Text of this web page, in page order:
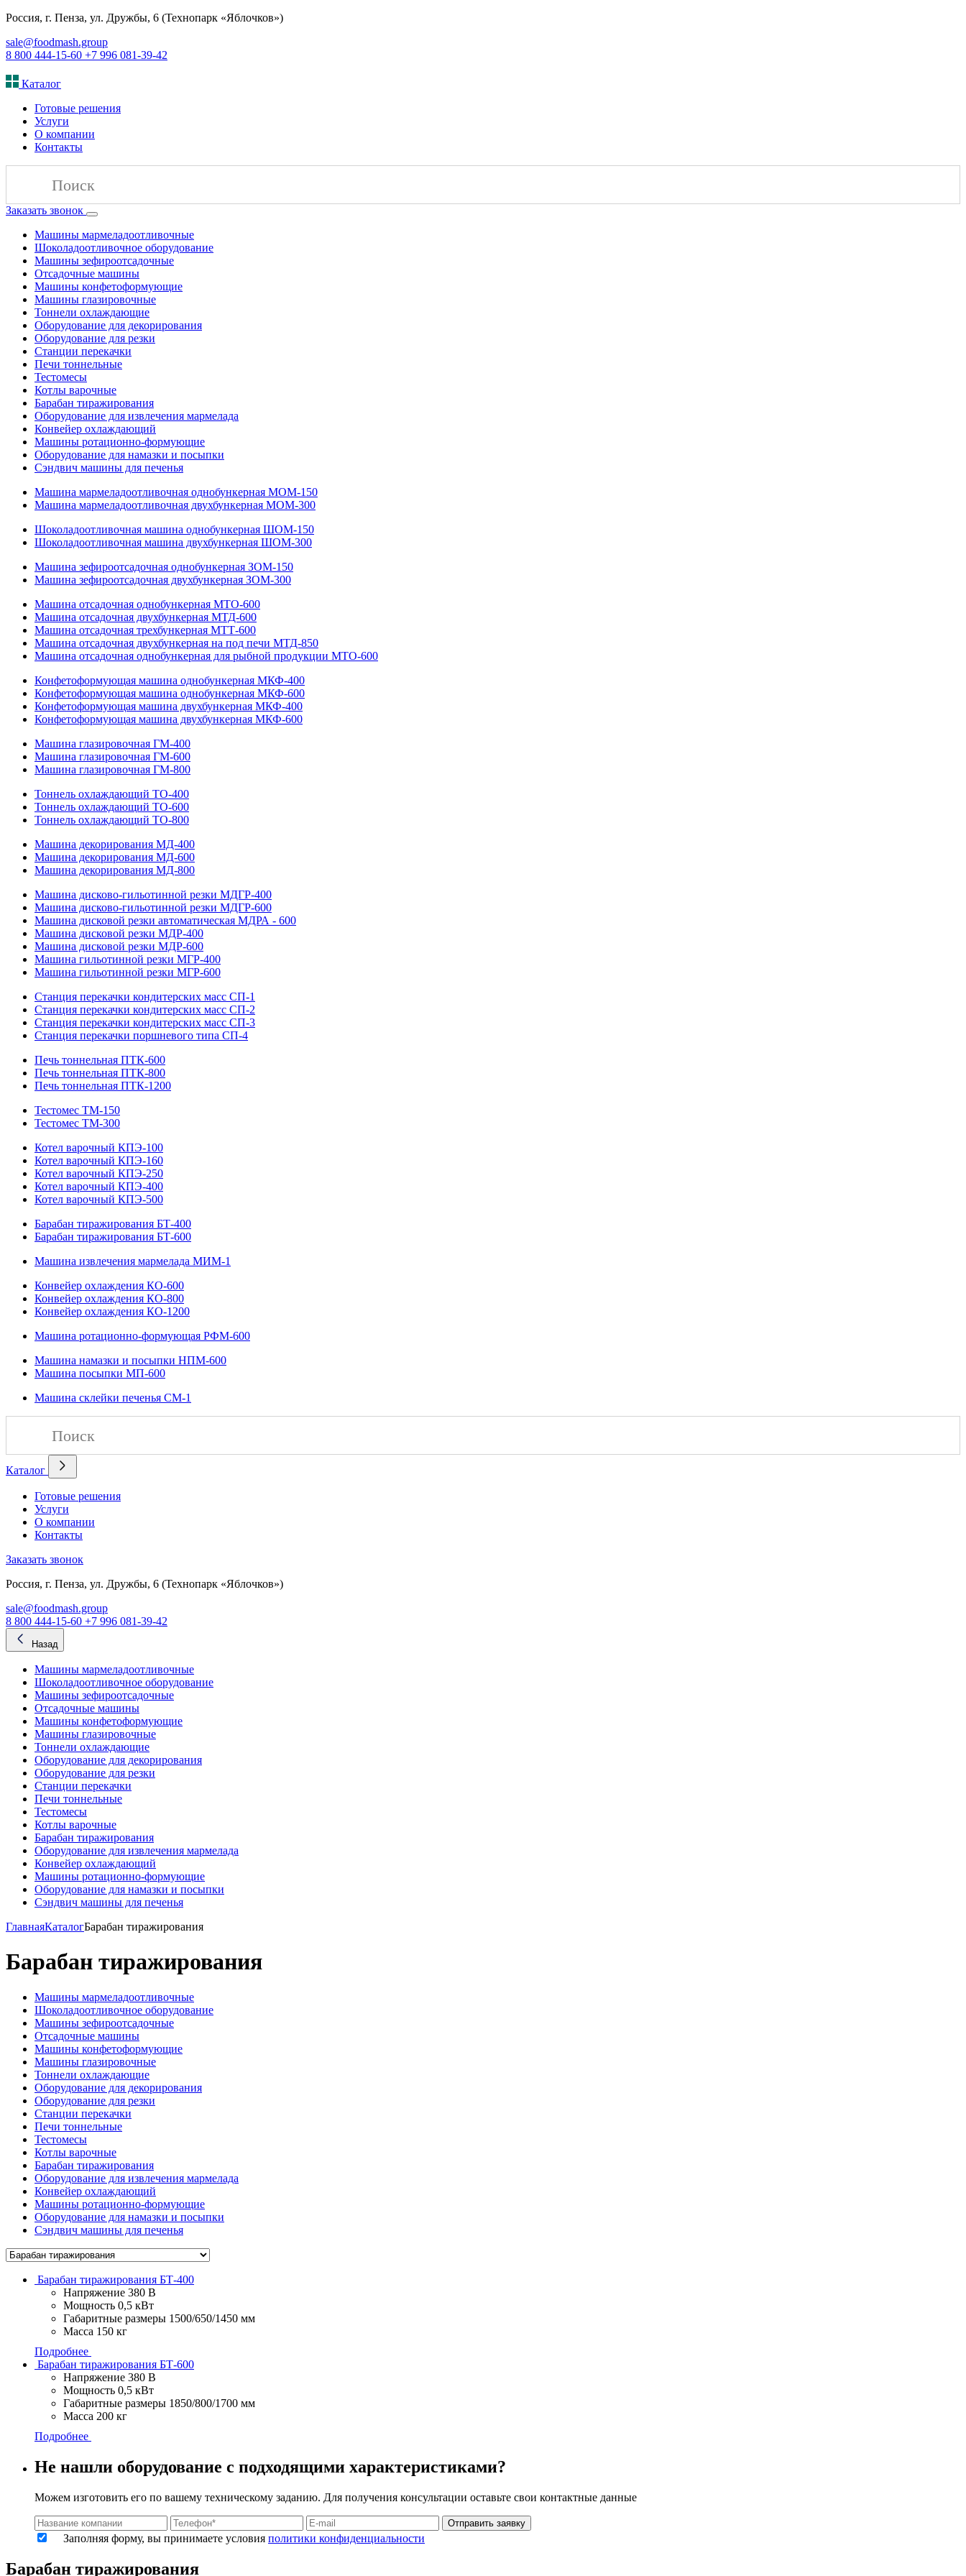
Россия, г. Пенза, ул. Дружбы, 6 (Технопарк «Яблочков»)
sale@foodmash.group
8 800 444-15-60 +7 996 081-39-42
Каталог
Готовые решения
Услуги
О компании
Контакты
Заказать звонок
Машины мармеладоотливочные
Шоколадоотливочное оборудование
Машины зефироотсадочные
Отсадочные машины
Машины конфетоформующие
Машины глазировочные
Тоннели охлаждающие
Оборудование для декорирования
Оборудование для резки
Станции перекачки
Печи тоннельные
Тестомесы
Котлы варочные
Барабан тиражирования
Оборудование для извлечения мармелада
Конвейер охлаждающий
Машины ротационно-формующие
Оборудование для намазки и посыпки
Сэндвич машины для печенья
Машина мармеладоотливочная однобункерная МОМ-150
Машина мармеладоотливочная двухбункерная МОМ-300
Шоколадоотливочная машина однобункерная ШОМ-150
Шоколадоотливочная машина двухбункерная ШОМ-300
Машина зефироотсадочная однобункерная ЗОМ-150
Машина зефироотсадочная двухбункерная ЗОМ-300
Машина отсадочная однобункерная МТО-600
Машина отсадочная двухбункерная МТД-600
Машина отсадочная трехбункерная МТТ-600
Машина отсадочная двухбункерная на под печи МТД-850
Машина отсадочная однобункерная для рыбной продукции МТО-600
Конфетоформующая машина однобункерная МКФ-400
Конфетоформующая машина однобункерная МКФ-600
Конфетоформующая машина двухбункерная МКФ-400
Конфетоформующая машина двухбункерная МКФ-600
Машина глазировочная ГМ-400
Машина глазировочная ГМ-600
Машина глазировочная ГМ-800
Тоннель охлаждающий ТО-400
Тоннель охлаждающий ТО-600
Тоннель охлаждающий ТО-800
Машина декорирования МД-400
Машина декорирования МД-600
Машина декорирования МД-800
Машина дисково-гильотинной резки МДГР-400
Машина дисково-гильотинной резки МДГР-600
Машина дисковой резки автоматическая МДРА - 600
Машина дисковой резки МДР-400
Машина дисковой резки МДР-600
Машина гильотинной резки МГР-400
Машина гильотинной резки МГР-600
Станция перекачки кондитерских масс СП-1
Станция перекачки кондитерских масс СП-2
Станция перекачки кондитерских масс СП-3
Станция перекачки поршневого типа СП-4
Печь тоннельная ПТК-600
Печь тоннельная ПТК-800
Печь тоннельная ПТК-1200
Тестомес ТМ-150
Тестомес ТМ-300
Котел варочный КПЭ-100
Котел варочный КПЭ-160
Котел варочный КПЭ-250
Котел варочный КПЭ-400
Котел варочный КПЭ-500
Барабан тиражирования БТ-400
Барабан тиражирования БТ-600
Машина извлечения мармелада МИМ-1
Конвейер охлаждения КО-600
Конвейер охлаждения КО-800
Конвейер охлаждения КО-1200
Машина ротационно-формующая РФМ-600
Машина намазки и посыпки НПМ-600
Машина посыпки МП-600
Машина склейки печенья СМ-1
Каталог
Готовые решения
Услуги
О компании
Контакты
Заказать звонок
Россия, г. Пенза, ул. Дружбы, 6 (Технопарк «Яблочков»)
sale@foodmash.group
8 800 444-15-60 +7 996 081-39-42
Назад
Машины мармеладоотливочные
Шоколадоотливочное оборудование
Машины зефироотсадочные
Отсадочные машины
Машины конфетоформующие
Машины глазировочные
Тоннели охлаждающие
Оборудование для декорирования
Оборудование для резки
Станции перекачки
Печи тоннельные
Тестомесы
Котлы варочные
Барабан тиражирования
Оборудование для извлечения мармелада
Конвейер охлаждающий
Машины ротационно-формующие
Оборудование для намазки и посыпки
Сэндвич машины для печенья
ГлавнаяКаталогБарабан тиражирования
Барабан тиражирования
Машины мармеладоотливочные
Шоколадоотливочное оборудование
Машины зефироотсадочные
Отсадочные машины
Машины конфетоформующие
Машины глазировочные
Тоннели охлаждающие
Оборудование для декорирования
Оборудование для резки
Станции перекачки
Печи тоннельные
Тестомесы
Котлы варочные
Барабан тиражирования
Оборудование для извлечения мармелада
Конвейер охлаждающий
Машины ротационно-формующие
Оборудование для намазки и посыпки
Сэндвич машины для печенья
Барабан тиражирования БТ-400
Напряжение 380 В
Мощность 0,5 кВт
Габаритные размеры 1500/650/1450 мм
Масса 150 кг
Подробнее
Барабан тиражирования БТ-600
Напряжение 380 В
Мощность 0,5 кВт
Габаритные размеры 1850/800/1700 мм
Масса 200 кг
Подробнее
Не нашли оборудование с подходящими характеристиками?
Можем изготовить его по вашему техническому заданию. Для получения консультации оставьте свои контактные данные
Отправить заявку
Заполняя форму, вы принимаете условия политики конфиденциальности
Барабан тиражирования